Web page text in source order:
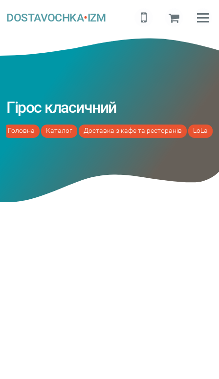
DOSTAVOCHKA•IZM
Гірос класичний
Головна Каталог Доставка з кафе та ресторанів LoLa